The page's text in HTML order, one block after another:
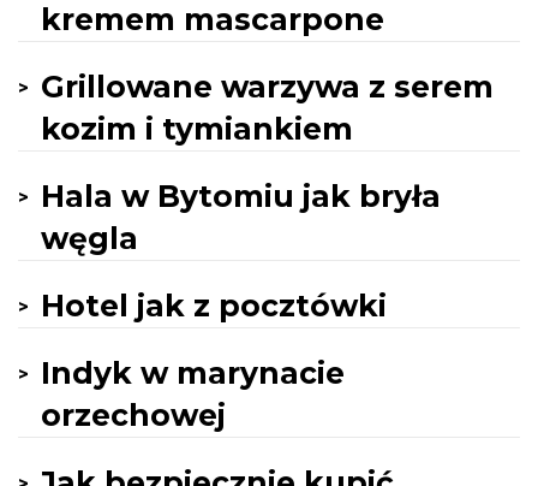
kremem mascarpone
Grillowane warzywa z serem
kozim i tymiankiem
Hala w Bytomiu jak bryła
węgla
Hotel jak z pocztówki
Indyk w marynacie
orzechowej